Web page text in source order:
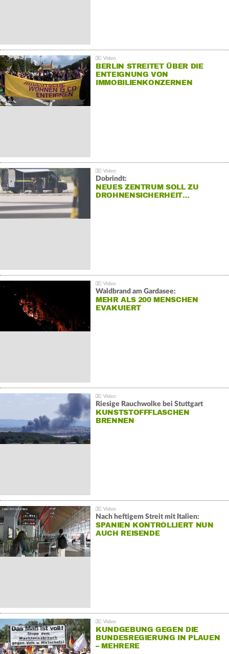
BERLIN STREITET ÜBER DIE
ENTEIGNUNG VON
IMMOBILIENKONZERNEN
Dobrindt:
NEUES ZENTRUM SOLL ZU
DROHNENSICHERHEIT…
Waldbrand am Gardasee:
MEHR ALS 200 MENSCHEN
EVAKUIERT
Riesige Rauchwolke bei Stuttgart
KUNSTSTOFFFLASCHEN
BRENNEN
Nach heftigem Streit mit Italien:
SPANIEN KONTROLLIERT NUN
AUCH REISENDE
KUNDGEBUNG GEGEN DIE
BUNDESREGIERUNG IN PLAUEN
– MEHRERE